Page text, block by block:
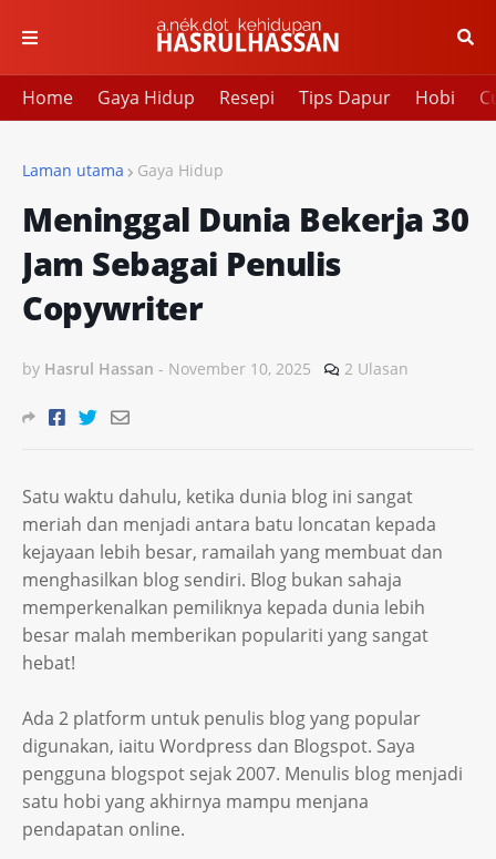
Home Gaya Hidup Resepi Tips Dapur Hobi
Laman utama Gaya Hidup
Meninggal Dunia Bekerja 30
Jam Sebagai Penulis
Copywriter
by Hasrul Hassan - November 10, 2025 2 Ulasan
Satu waktu dahulu, ketika dunia blog ini sangat
meriah dan menjadi antara batu loncatan kepada
kejayaan lebih besar, ramailah yang membuat dan
menghasilkan blog sendiri. Blog bukan sahaja
memperkenalkan pemiliknya kepada dunia lebih
besar malah memberikan populariti yang sangat
hebat!
Ada 2 platform untuk penulis blog yang popular
digunakan, iaitu Wordpress dan Blogspot. Saya
pengguna blogspot sejak 2007. Menulis blog menjadi
satu hobi yang akhirnya mampu menjana
pendapatan online.